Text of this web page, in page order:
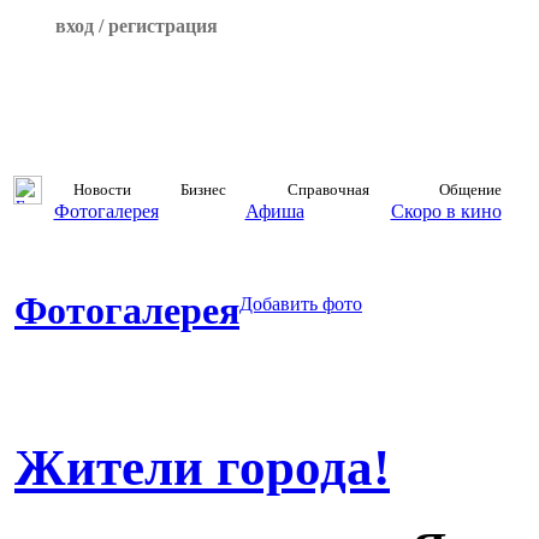
вход / регистрация
Новости Бизнес Справочная Общение
Фотогалерея Афиша Скоро в кино
ФотогалереяДобавить фото
Жители города!